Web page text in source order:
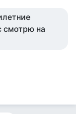
смотрю на